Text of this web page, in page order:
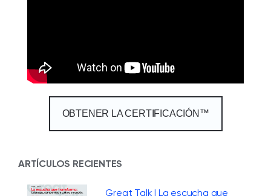
OBTENER LA CERTIFICACIÓN™
ARTÍCULOS RECIENTES
Great Talk | La escucha que